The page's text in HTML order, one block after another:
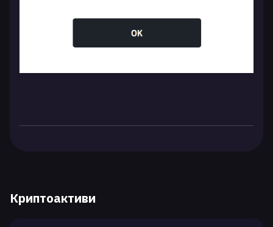
Криптоактиви